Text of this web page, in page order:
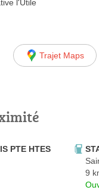
l'Utile
Trajet Maps
PTE HTES
9